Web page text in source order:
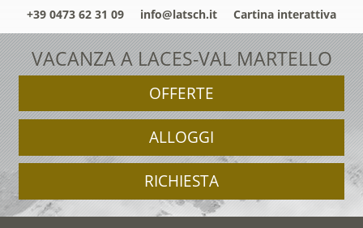
+39 0473 62 31 09 info@latsch.it Cartina interattiva
VACANZA A LACES-VAL MARTELLO
OFFERTE
ALLOGGI
RICHIESTA